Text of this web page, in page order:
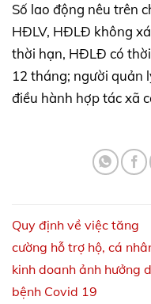
Số lao động nêu trên
HĐLV, HĐLĐ không
thời hạn, HĐLĐ có
12 tháng; người quản
điều hành hợp tác xã
Quy định về việc tăng
cường hỗ trợ hộ, cá
kinh doanh ảnh hưởng
bệnh Covid 19